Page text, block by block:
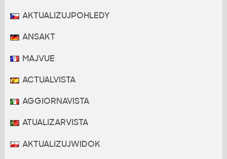
AKTUALIZUJPOHLEDY
ANSAKT
MAJVUE
ACTUALVISTA
AGGIORNAVISTA
ATUALIZARVISTA
AKTUALIZUJWIDOK